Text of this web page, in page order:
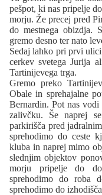
pešpot, ki nas pripelje
morju. Že precej pred
do mestnega obizdja.
gremo desno ter nato
Sedaj lahko pri prvi
cerkev svetega Jurija
Tartinijevega trga.
Gremo preko
Obale in sprehajalne
Bernardin. Pot nas
zalivčku. Še naprej
parkirišča pred
sprehodimo do ceste
kluba in naprej mimo
slednjim objektov
morju pripelje do
sprehodimo do roba
sprehodimo do